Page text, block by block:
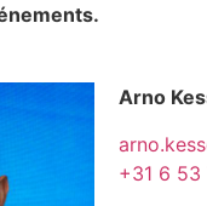
Arno
+31 6